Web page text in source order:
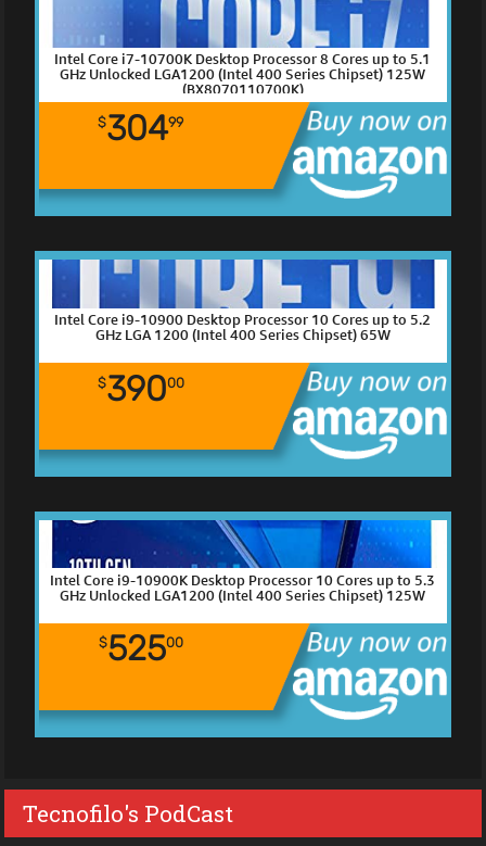
Intel Core i7-10700K Desktop Processor 8 Cores up to 5.1
GHz Unlocked LGA1200 (Intel 400 Series Chipset) 125W
(BX8070110700K)
$30499
Intel Core i9-10900 Desktop Processor 10 Cores up to 5.2
GHz LGA 1200 (Intel 400 Series Chipset) 65W
$39000
Intel Core i9-10900K Desktop Processor 10 Cores up to 5.3
GHz Unlocked LGA1200 (Intel 400 Series Chipset) 125W
$52500
Tecnofilo's PodCast